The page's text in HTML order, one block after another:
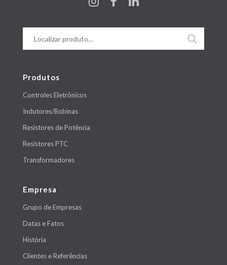
Produtos
Controles Eletrônicos
Indutores/Bobinas
Resistores de Potência
Resistores PTC
Transformadores
Empresa
Grupo de Empresas
Datas e Fatos
História
Clientes e Referências